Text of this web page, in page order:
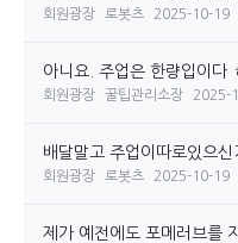
회원광장 로봇츠 2025-10-19
아니요. 주업은 한량입이다
회원광장 꿀팁관리소장 2025-
배달말고 주업이따로있으신
회원광장 로봇츠 2025-10-19
제가 예전에도 포메러브를